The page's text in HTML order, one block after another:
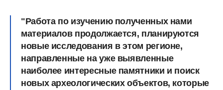
"Работа по изучению полученных нами
материалов продолжается, планируются
новые исследования в этом регионе,
направленные на уже выявленные
наиболее интересные памятники и поиск
новых археологических объектов, которые